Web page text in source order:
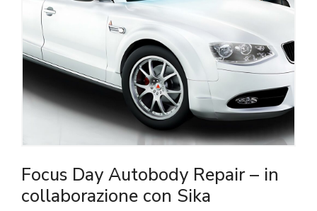
Focus Day Autobody Repair – in
collaborazione con Sika